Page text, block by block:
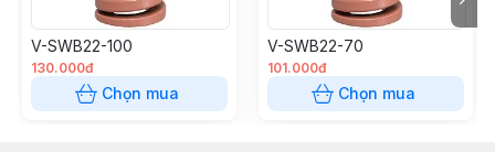
V-SWB22-100
130.000đ
Chọn mua
V-SWB22-70
101.000đ
Chọn mua